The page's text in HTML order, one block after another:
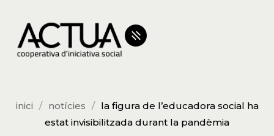
inici notícies
la figura de l’educadora social ha
estat invisibilitzada durant la pandèmia